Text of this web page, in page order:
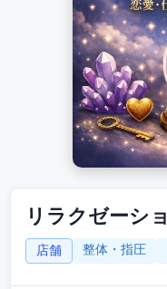
リラクゼーシ
店舗 整体・指圧